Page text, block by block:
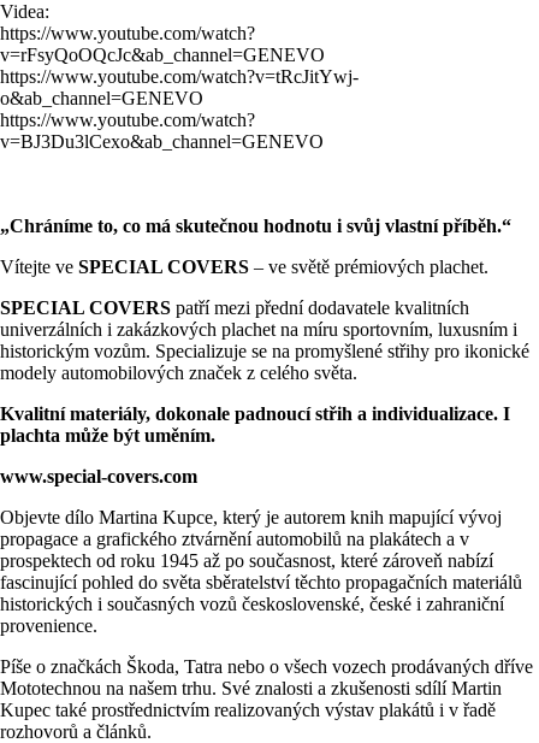
Videa:
https://www.youtube.com/watch?
v=rFsyQoOQcJc&ab_channel=GENEVO
https://www.youtube.com/watch?v=tRcJitYwj-
o&ab_channel=GENEVO
https://www.youtube.com/watch?
v=BJ3Du3lCexo&ab_channel=GENEVO
„Chráníme to, co má skutečnou hodnotu i svůj vlastní příběh.“
Vítejte ve SPECIAL COVERS – ve světě prémiových plachet.
SPECIAL COVERS patří mezi přední dodavatele kvalitních
univerzálních i zakázkových plachet na míru sportovním, luxusním i
historickým vozům. Specializuje se na promyšlené střihy pro ikonické
modely automobilových značek z celého světa.
Kvalitní materiály, dokonale padnoucí střih a individualizace. I
plachta může být uměním.
www.special-covers.com
Objevte dílo Martina Kupce, který je autorem knih mapující vývoj
propagace a grafického ztvárnění automobilů na plakátech a v
prospektech od roku 1945 až po současnost, které zároveň nabízí
fascinující pohled do světa sběratelství těchto propagačních materiálů
historických i současných vozů československé, české i zahraniční
provenience.
Píše o značkách Škoda, Tatra nebo o všech vozech prodávaných dříve
Mototechnou na našem trhu. Své znalosti a zkušenosti sdílí Martin
Kupec také prostřednictvím realizovaných výstav plakátů i v řadě
rozhovorů a článků.